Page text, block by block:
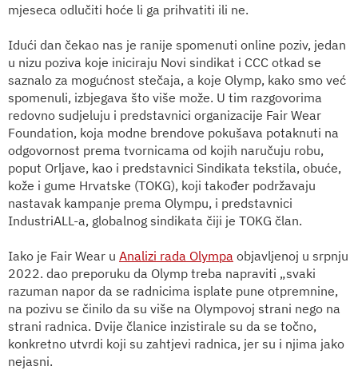
mjeseca odlučiti hoće li ga prihvatiti ili ne.
Idući dan čekao nas je ranije spomenuti online poziv, jedan
u nizu poziva koje iniciraju Novi sindikat i CCC otkad se
saznalo za mogućnost stečaja, a koje Olymp, kako smo već
spomenuli, izbjegava što više može. U tim razgovorima
redovno sudjeluju i predstavnici organizacije Fair Wear
Foundation, koja modne brendove pokušava potaknuti na
odgovornost prema tvornicama od kojih naručuju robu,
poput Orljave, kao i predstavnici Sindikata tekstila, obuće,
kože i gume Hrvatske (TOKG), koji također podržavaju
nastavak kampanje prema Olympu, i predstavnici
IndustriALL-a, globalnog sindikata čiji je TOKG član.
Iako je Fair Wear u Analizi rada Olympa objavljenoj u srpnju
2022. dao preporuku da Olymp treba napraviti „svaki
razuman napor da se radnicima isplate pune otpremnine,
na pozivu se činilo da su više na Olympovoj strani nego na
strani radnica. Dvije članice inzistirale su da se točno,
konkretno utvrdi koji su zahtjevi radnica, jer su i njima jako
nejasni.